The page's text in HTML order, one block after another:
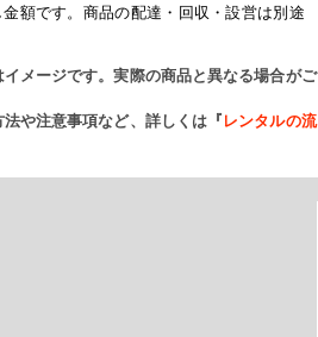
額です。商品の配達・回収・設営は別途
メージです。実際の商品と異なる場合がご
や注意事項など、詳しくは『 レンタルの流